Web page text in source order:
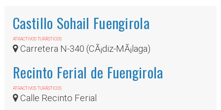
Castillo Sohail Fuengirola
ATRACTIVOS TURÃ­STICOS
Carretera N-340 (CÃ¡diz-MÃ¡laga)
Recinto Ferial de Fuengirola
ATRACTIVOS TURÃ­STICOS
Calle Recinto Ferial